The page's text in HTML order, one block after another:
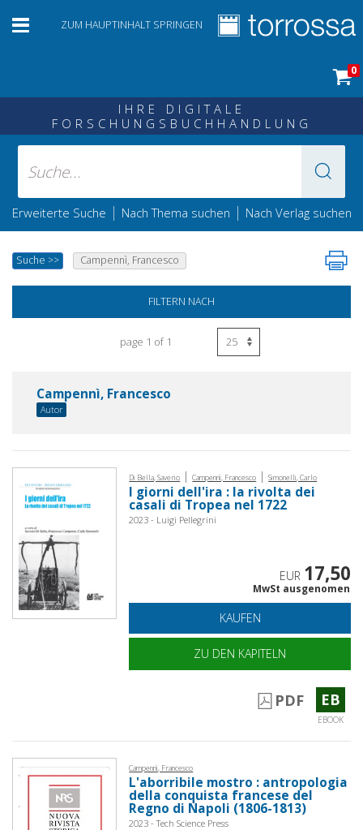
ZUM HAUPTINHALT SPRINGEN
0
IHRE DIGITALE
FORSCHUNGSBUCHHANDLUNG
Erweiterte Suche | Nach Thema suchen | Nach Verlag suchen
Suche >> Campennì, Francesco
FILTERN NACH
page 1 of 1
Campennì, Francesco
Autor
Di Bella, Saverio | Campennì, Francesco | Simonelli, Carlo
I giorni dell'ira : la rivolta dei
casali di Tropea nel 1722
2023 - Luigi Pellegrini
EUR 17,50
MwSt ausgenomen
KAUFEN
ZU DEN KAPITELN
PDF EB
EBOOK
Campennì, Francesco
L'aborribile mostro : antropologia
della conquista francese del
Regno di Napoli (1806-1813)
2023 - Tech Science Press